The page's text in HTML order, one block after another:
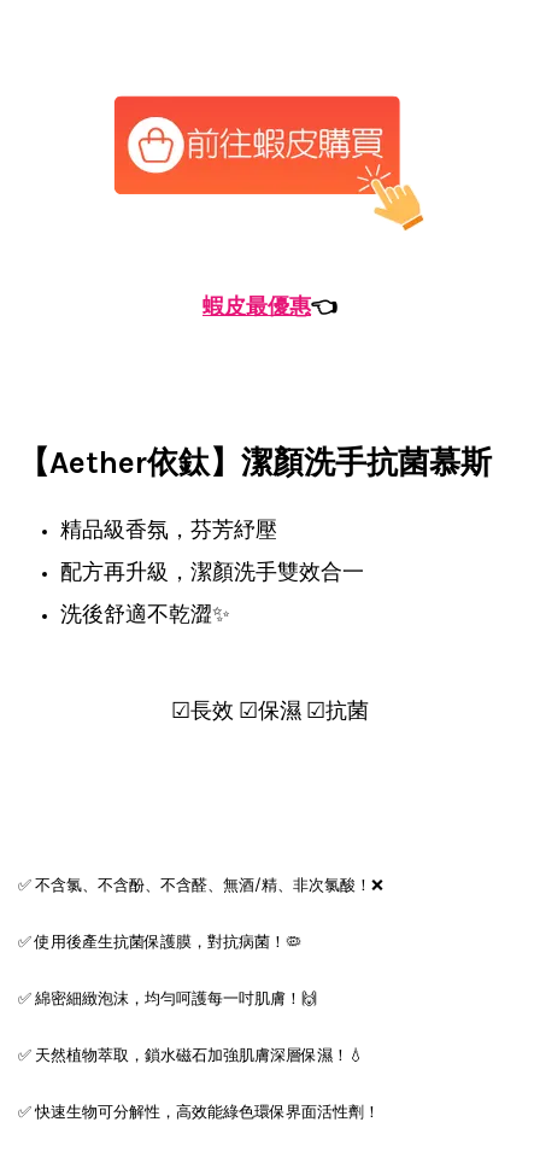
蝦皮最優惠👈
【Aether依鈦】潔顏洗手抗菌慕斯
精品級香氛，芬芳紓壓
配方再升級，潔顏洗手雙效合一
洗後舒適不乾澀✨
☑長效 ☑保濕 ☑抗菌
✅ 不含氯、不含酚、不含醛、無酒/精、非次氯酸！❌
✅ 使用後產生抗菌保護膜，對抗病菌！🦠
✅ 綿密細緻泡沫，均勻呵護每一吋肌膚！🙌
✅ 天然植物萃取，鎖水磁石加強肌膚深層保濕！💧
✅ 快速生物可分解性，高效能綠色環保界面活性劑！